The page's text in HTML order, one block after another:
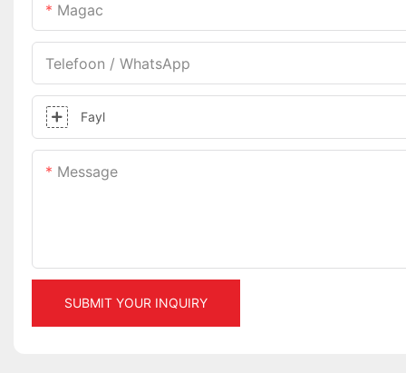
Magac
Telefoon / WhatsApp
Fayl
Message
SUBMIT YOUR INQUIRY